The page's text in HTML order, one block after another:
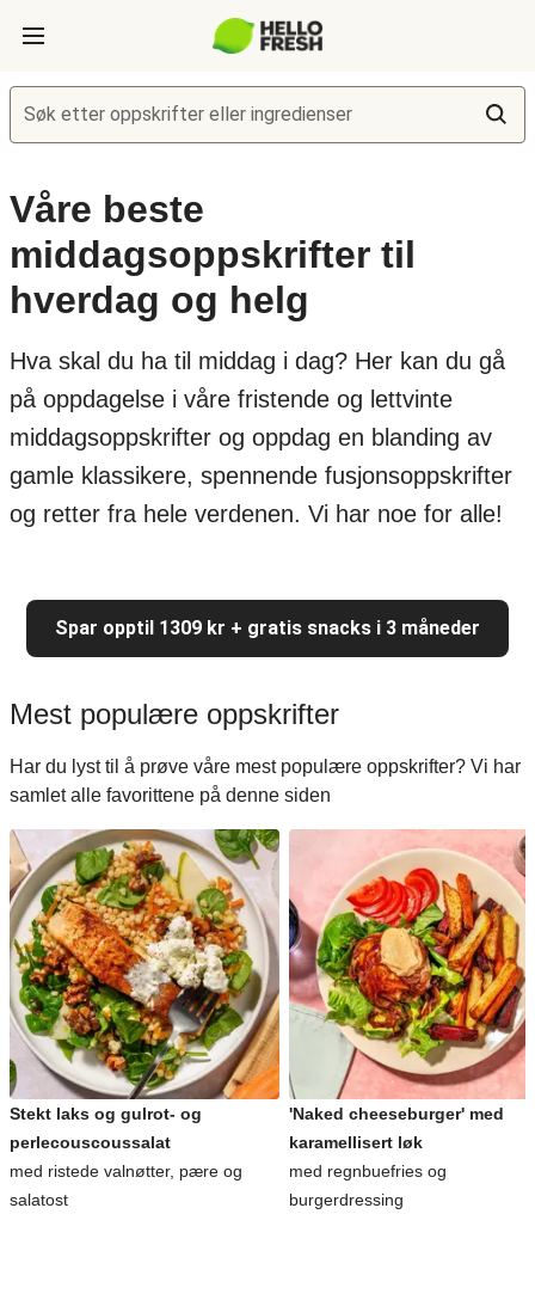
Søk etter oppskrifter eller ingredienser
Våre beste
middagsoppskrifter til
hverdag og helg
Hva skal du ha til middag i dag? Her kan du gå
på oppdagelse i våre fristende og lettvinte
middagsoppskrifter og oppdag en blanding av
gamle klassikere, spennende fusjonsoppskrifter
og retter fra hele verdenen. Vi har noe for alle!
Spar opptil 1309 kr + gratis snacks i 3 måneder
Mest populære oppskrifter
Har du lyst til å prøve våre mest populære oppskrifter? Vi har
samlet alle favorittene på denne siden
Stekt laks og gulrot- og
perlecouscoussalat
med ristede valnøtter, pære og
salatost
'Naked cheeseburger' med
karamellisert løk
med regnbuefries og
burgerdressing